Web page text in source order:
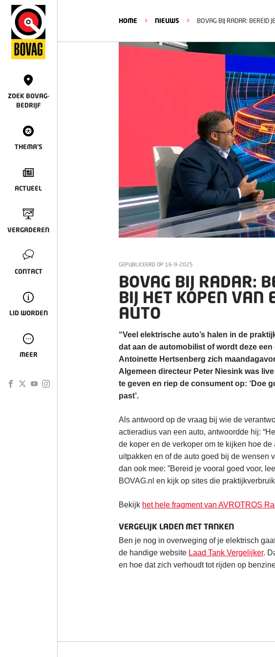
ZOEK BOVAG-
BEDRIJF
THEMA'S
ACTUEEL
VERGADEREN
CONTACT
LID WORDEN
MEER
HOME > NIEUWS > BOVAG BIJ RADAR: BEREID
GEPUBLICEERD OP 16-9-2025
BOVAG BIJ RADAR:
BIJ HET KOPEN VAN
AUTO
“Veel elektrische auto’s halen in de
dat aan de automobilist of wordt deze
Antoinette Hertsenberg zich
Algemeen directeur Peter Niesink was
te geven en riep de consument op: ‘Doe
past’.
Als antwoord op de vraag bij wie de
actieradius van een auto, antwoordde hij:
de koper en de verkoper om te kijken hoe
uitpakken en of de auto goed bij de wensen
dan ook mee: ”Bereid je vooral goed voor,
BOVAG.nl en kijk op sites die
Bekijk het hele fragment van AVROTROS
VERGELIJK LADEN MET TANKEN
Ben je nog in overweging of je elektrisch
de handige website Laad Tank Vergelijker.
en hoe dat zich verhoudt tot rijden op